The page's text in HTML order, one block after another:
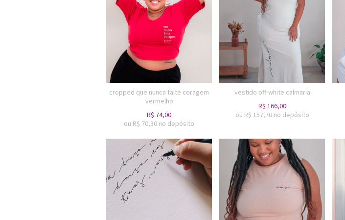
cropped que nunca falte coragem
vermelho
R$ 74,00
ou R$ 70,30 no depósito
vestido off-white calmaria
R$ 166,00
ou R$ 157,70 no depósito